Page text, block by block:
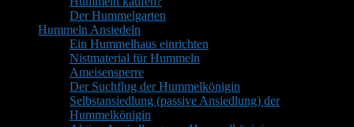
Der Hummelgarten
Hummeln Ansiedeln
Ein Hummelhaus einrichten
Nistmaterial für Hummeln
Ameisensperre
Der Suchflug der Hummelkönigin
Selbstansiedlung (passive Ansiedlung) der
Hummelkönigin